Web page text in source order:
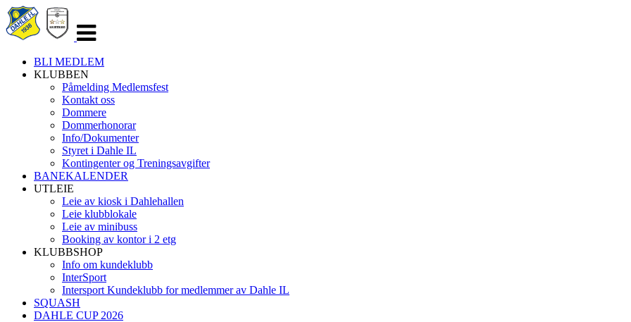
navigasjon
BLI MEDLEM
KLUBBEN
Påmelding Medlemsfest
Kontakt oss
Dommere
Dommerhonorar
Info/Dokumenter
Styret i Dahle IL
Kontingenter og Treningsavgifter
BANEKALENDER
UTLEIE
Leie av kiosk i Dahlehallen
Leie klubblokale
Leie av minibuss
Booking av kontor i 2 etg
KLUBBSHOP
Info om kundeklubb
InterSport
Intersport Kundeklubb for medlemmer av Dahle IL
SQUASH
DAHLE CUP 2026